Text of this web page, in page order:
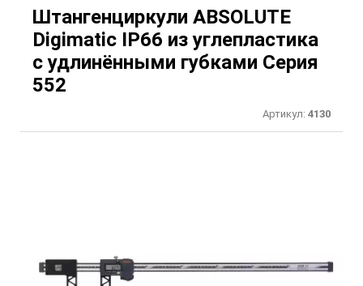
Штангенциркули ABSOLUTE
Digimatic IP66 из углепластика
с удлинёнными губками Серия
552
Артикул: 4130